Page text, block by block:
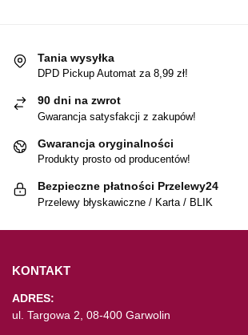
Tania wysyłka
DPD Pickup Automat za 8,99 zł!
90 dni na zwrot
Gwarancja satysfakcji z zakupów!
Gwarancja oryginalności
Produkty prosto od producentów!
Bezpieczne płatności Przelewy24
Przelewy błyskawiczne / Karta / BLIK
KONTAKT
ADRES:
ul. Targowa 2, 08-400 Garwolin